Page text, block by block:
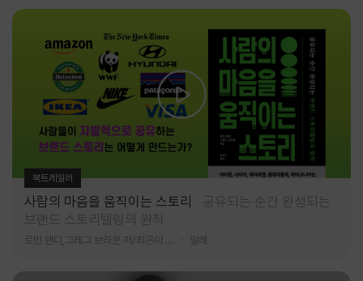
북트레일러
사람의 마음을 움직이는 스토리
공유되는 순간 완성되는
브랜드 스토리텔링의 원칙
알레